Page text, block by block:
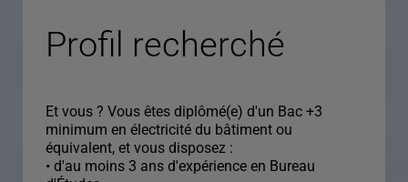
Profil recherché
Et vous ? Vous êtes diplômé(e) d'un Bac +3
minimum en électricité du bâtiment ou
équivalent, et vous disposez :
• d'au moins 3 ans d'expérience en Bureau